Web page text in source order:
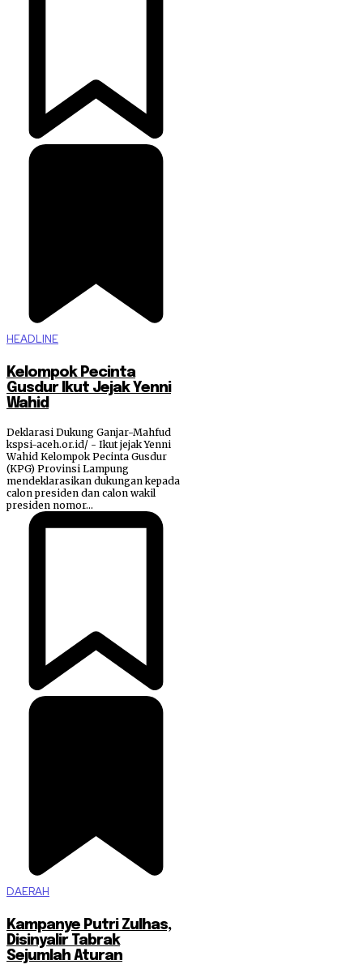
HEADLINE
Kelompok Pecinta
Gusdur Ikut Jejak Yenni
Wahid
Deklarasi Dukung Ganjar-Mahfud
kspsi-aceh.or.id/ - Ikut jejak Yenni
Wahid Kelompok Pecinta Gusdur
(KPG) Provinsi Lampung
mendeklarasikan dukungan kepada
calon presiden dan calon wakil
presiden nomor...
DAERAH
Kampanye Putri Zulhas,
Disinyalir Tabrak
Sejumlah Aturan